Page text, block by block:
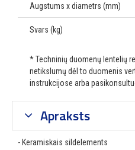
Augstums x diametrs (mm)
Svars (kg)
* Techninių duomenų lentelių
netikslumų dėl to duomenis
instrukcijose arba
Apraksts
- Keramiskais sildelements